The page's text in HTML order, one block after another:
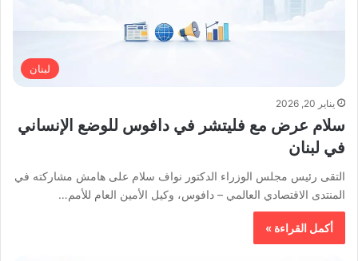
لبنان
يناير 20, 2026
سلام عرض مع فليتشر في دافوس للوضع الإنساني
في لبنان
التقى رئيس مجلس الوزراء الدكتور نواف سلام على هامش مشاركته في
المنتدى الاقتصادي العالمي – دافوس، وكيل الأمين العام للأمم…
أكمل القراءة »